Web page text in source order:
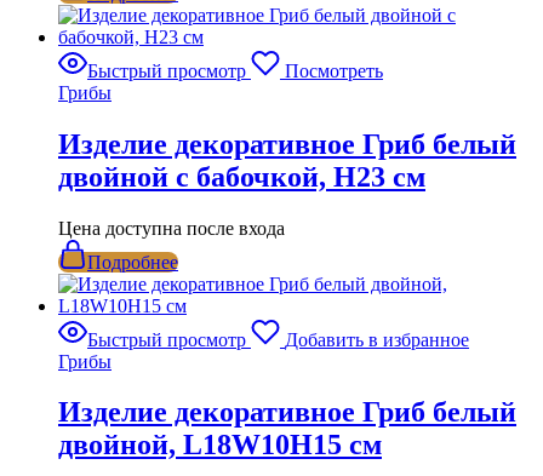
Быстрый просмотр
Посмотреть
Грибы
Изделие декоративное Гриб белый
двойной с бабочкой, Н23 см
Цена доступна после входа
Подробнее
Быстрый просмотр
Добавить в избранное
Грибы
Изделие декоративное Гриб белый
двойной, L18W10H15 см